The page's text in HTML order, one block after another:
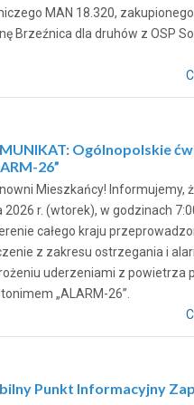
MAN 18.320,
Brzeźnica dla druhów z OSP
Ogólnopolskie
26”
Mieszkańcy! Informujemy,
2026 r. (wtorek), w godzinach
całego kraju
z zakresu ostrzegania i
uderzeniami z powietrza
„ALARM-26”.
Punkt Informacyjny